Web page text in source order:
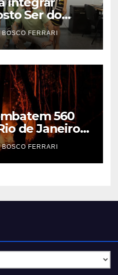
Ser do
Paulo
BOSCO FERRARI
560
de Janeiro
BOSCO FERRARI